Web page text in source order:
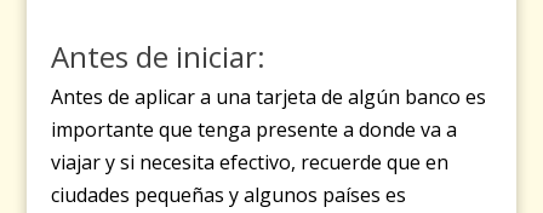
Antes de iniciar:
Antes de aplicar a una tarjeta de algún banco es
importante que tenga presente a donde va a
viajar y si necesita efectivo, recuerde que en
ciudades pequeñas y algunos países es